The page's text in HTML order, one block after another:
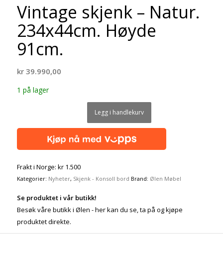
Vintage skjenk – Natur.
234x44cm. Høyde
91cm.
kr39.990,00
1 på lager
Legg i handlekurv
Frakt i Norge: kr 1.500
Kategorier: Nyheter, Skjenk - Konsoll bord Brand: Ølen Møbel
Se produktet i vår butikk!
Besøk våre butikk i Ølen - her kan du se, ta på og kjøpe
produktet direkte.